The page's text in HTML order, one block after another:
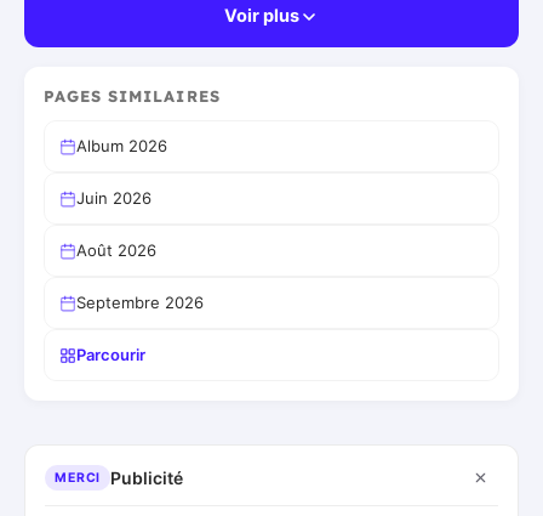
Voir plus
PAGES SIMILAIRES
Album 2026
Juin 2026
Août 2026
Septembre 2026
Parcourir
MERCI Publicité